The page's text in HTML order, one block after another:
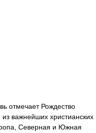
отмечает Рождество
важнейших христианских
Северная и Южная